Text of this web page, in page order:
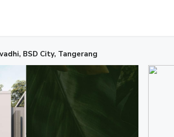
BSD City, Tangerang